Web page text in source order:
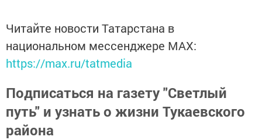
Читайте новости Татарстана в
национальном мессенджере MАХ:
https://max.ru/tatmedia
Подписаться на газету "Светлый
путь" и узнать о жизни Тукаевского
района